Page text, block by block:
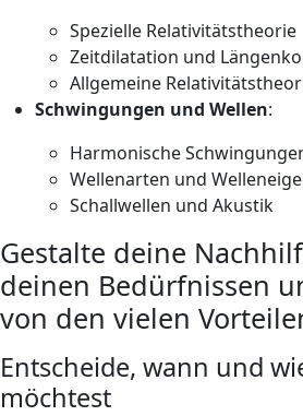
Spezielle Relativitätstheorie
Zeitdilatation und
Allgemeine
Schwingungen und Wellen:
Harmonische
Wellenarten und
Schallwellen und Akustik
Gestalte deine
deinen Bedürfnissen
von den vielen
Entscheide, wann und
möchtest